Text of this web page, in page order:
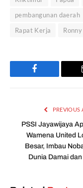
pembangunan daerah
Rapat Kerja
Facebook
PREVIOUS
PSSI Jayawijaya
Wamena United
Besar, Imbau
Dunia Damai